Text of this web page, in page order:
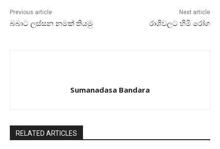
Previous article
බබාට ලස්‌සන නමක්‌ තියමු
Next article
රාශිවලට හිමි රෝග
Sumanadasa Bandara
RELATED ARTICLES